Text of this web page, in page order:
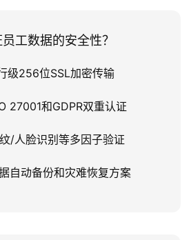
工数据的安全性？
级256位SSL加密传输
27001和GDPR双重认证
/人脸识别等多因子验证
自动备份和灾难恢复方案